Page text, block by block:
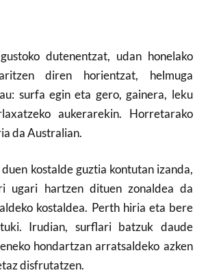
dutenentzat, udan honelako
diren horientzat, helmuga
surfa egin eta gero, gainera, leku
aukerarekin. Horretarako
da Australian.
kostalde guztia kontutan izanda,
ugari hartzen dituen zonaldea da
kostaldea. Perth hiria eta bere
Irudian, surflari batzuk daude
hondartzan arratsaldeko azken
disfrutatzen.